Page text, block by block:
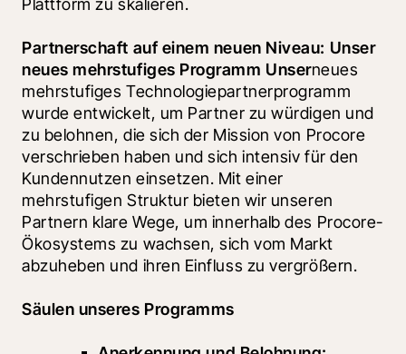
Plattform zu skalieren.
Partnerschaft auf einem neuen Niveau: Unser
neues mehrstufiges Programm Unserneues
mehrstufiges Technologiepartnerprogramm
wurde entwickelt, um Partner zu würdigen und
zu belohnen, die sich der Mission von Procore
verschrieben haben und sich intensiv für den
Kundennutzen einsetzen. Mit einer
mehrstufigen Struktur bieten wir unseren
Partnern klare Wege, um innerhalb des Procore-
Ökosystems zu wachsen, sich vom Markt
abzuheben und ihren Einfluss zu vergrößern.
Säulen unseres Programms